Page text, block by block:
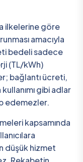
ilkelerine göre
amacıyla
bedeli sadece
(TL/kWh)
bağlantı ücreti,
gibi adlar
edemezler.
kapsamında
düşük hizmet